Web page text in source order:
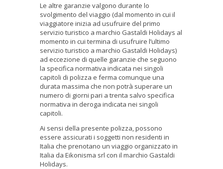
Le altre garanzie valgono durante lo
svolgimento del viaggio (dal momento in cui il
viaggiatore inizia ad usufruire del primo
servizio turistico a marchio Gastaldi Holidays al
momento in cui termina di usufruire l’ultimo
servizio turistico a marchio Gastaldi Holidays)
ad eccezione di quelle garanzie che seguono
la specifica normativa indicata nei singoli
capitoli di polizza e ferma comunque una
durata massima che non potrà superare un
numero di giorni pari a trenta salvo specifica
normativa in deroga indicata nei singoli
capitoli.
Ai sensi della presente polizza, possono
essere assicurati i soggetti non residenti in
Italia che prenotano un viaggio organizzato in
Italia da Eikonisma srl con il marchio Gastaldi
Holidays.